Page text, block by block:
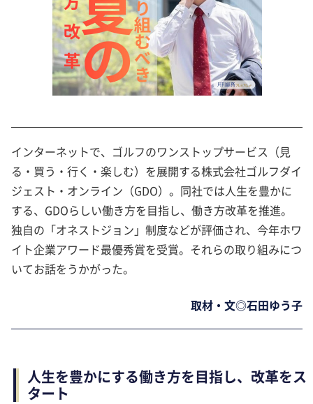
インターネットで、ゴルフのワンストップサービス（見
る・買う・行く・楽しむ）を展開する株式会社ゴルフダイ
ジェスト・オンライン（GDO）。同社では人生を豊かに
する、GDOらしい働き方を目指し、働き方改革を推進。
独自の「オネストジョン」制度などが評価され、今年ホワ
イト企業アワード最優秀賞を受賞。それらの取り組みにつ
いてお話をうかがった。
取材・文◎石田ゆう子
人生を豊かにする働き方を目指し、改革をス
タート